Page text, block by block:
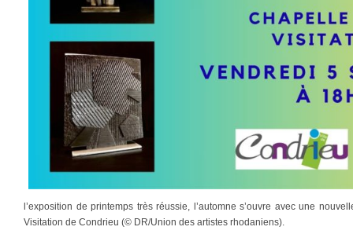
l’exposition de printemps très réussie, l’automne s’ouvre avec une
Visitation de Condrieu (© DR/Union des artistes rhodaniens).